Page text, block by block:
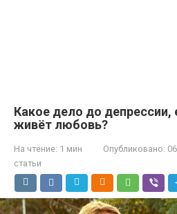
Какое дело до депрессии,
живёт любовь?
На чтение: 1 мин Опубликовано:
статьи